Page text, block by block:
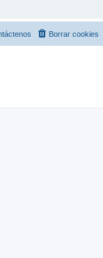
Borrar cookies